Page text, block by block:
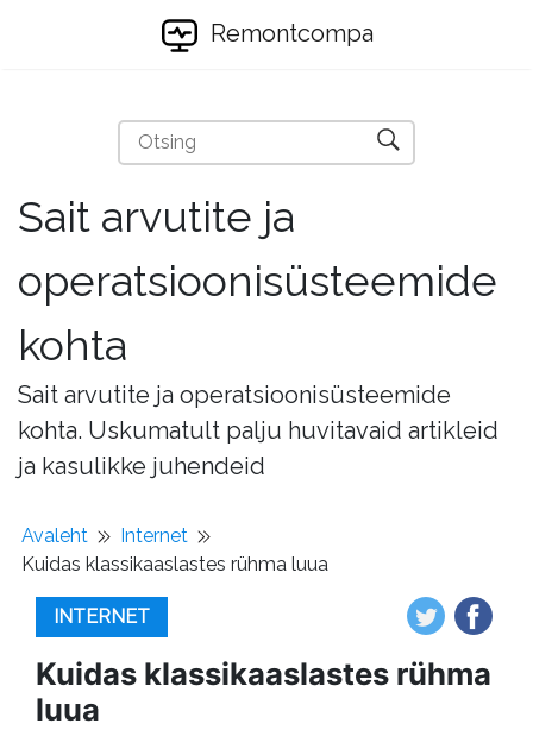
Remontcompa
Sait arvutite ja
operatsioonisüsteemide
kohta
Sait arvutite ja operatsioonisüsteemide
kohta. Uskumatult palju huvitavaid artikleid
ja kasulikke juhendeid
Avaleht
Internet
Kuidas klassikaaslastes rühma luua
INTERNET
Kuidas klassikaaslastes rühma
luua